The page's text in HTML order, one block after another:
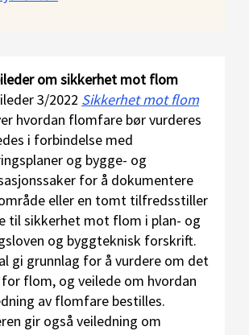
om sikkerhet mot flom
3/2022 Sikkerhet mot flom
hvordan flomfare bør vurderes
i forbindelse med
og bygge- og
for å dokumentere
eller en tomt tilfredsstiller
til sikkerhet mot flom i plan- og
og byggteknisk forskrift.
gi grunnlag for å vurdere om det
flom, og veilede om hvordan
av flomfare bestilles.
gir også veiledning om